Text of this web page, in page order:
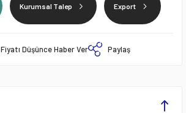
Kurumsal Talep Export
Fiyatı Düşünce Haber Ver Paylaş